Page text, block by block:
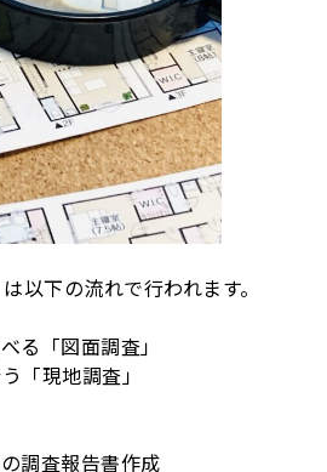
以下の流れで行われます。
る「図面調査」
「現地調査」
調査報告書作成